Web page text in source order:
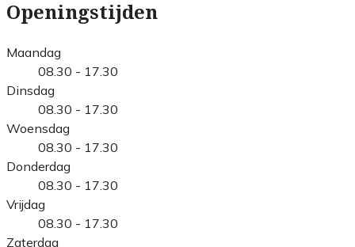
Openingstijden
Maandag
08.30 - 17.30
Dinsdag
08.30 - 17.30
Woensdag
08.30 - 17.30
Donderdag
08.30 - 17.30
Vrijdag
08.30 - 17.30
Zaterdag